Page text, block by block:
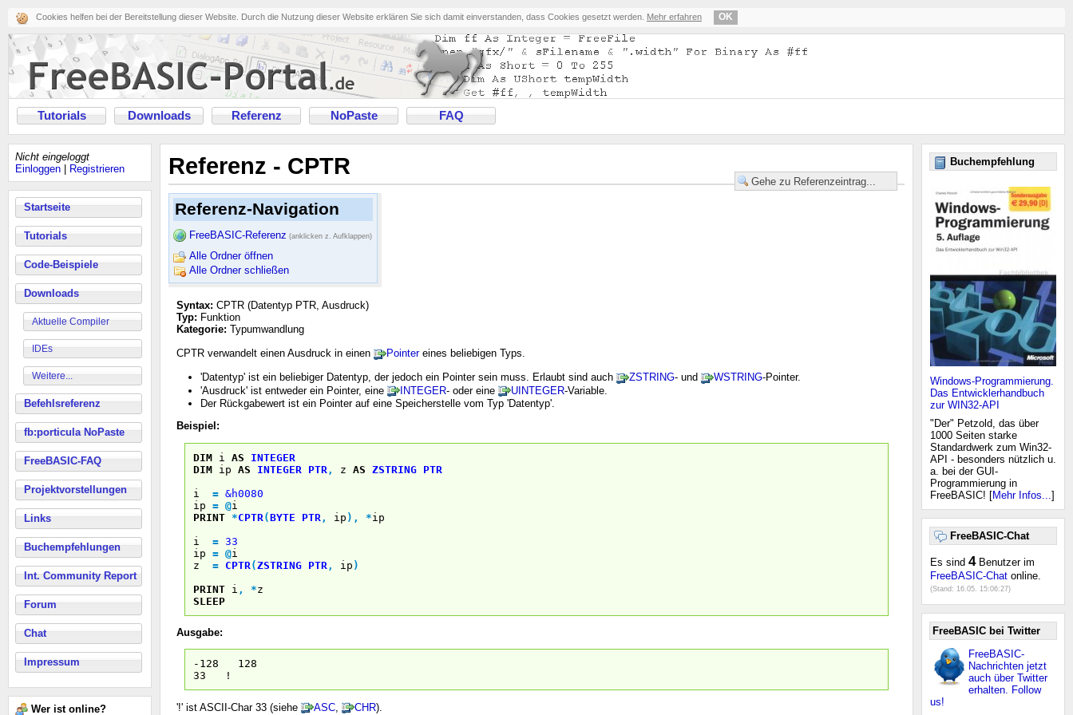
Cookies helfen bei der Bereitstellung dieser Website. Durch die Nutzung dieser Website erklären Sie sich damit einverstanden, dass Cookies gesetzt werden. Mehr erfahren OK
Tutorials Downloads Referenz NoPaste FAQ
Nicht eingeloggt
Einloggen
Registrieren
Startseite
Tutorials
Code-Beispiele
Downloads
Aktuelle Compiler
IDEs
Weitere...
Befehlsreferenz
fb:porticula NoPaste
FreeBASIC-FAQ
Projektvorstellungen
Links
Buchempfehlungen
Int. Community Report
Forum
Chat
Impressum
Wer ist online?
Buchempfehlung
Windows-Programmierung.
Das Entwicklerhandbuch
zur WIN32-API
"Der" Petzold, das über
1000 Seiten starke
Standardwerk zum Win32-
API - besonders nützlich u.
a. bei der GUI-
Programmierung in
FreeBASIC! [Mehr Infos...]
FreeBASIC-Chat
Es sind 4Benutzer im
FreeBASIC-Chat online.
(Stand: 16.05. 15:06:27)
FreeBASIC bei Twitter
FreeBASIC-
Nachrichten jetzt
auch über Twitter
erhalten. Follow
us!
Referenz - CPTR
Referenz-Navigation
FreeBASIC-Referenz (anklicken z. Aufklappen)
Alle Ordner öffnen
Alle Ordner schließen
Syntax: CPTR (Datentyp PTR, Ausdruck)
Typ: Funktion
Kategorie: Typumwandlung
CPTR verwandelt einen Ausdruck in einen
Pointereines beliebigen Typs.
'Datentyp' ist ein beliebiger Datentyp, der jedoch ein Pointer sein muss. Erlaubt sind auch
ZSTRING- und WSTRING-Pointer.
'Ausdruck' ist entweder ein Pointer, eine
INTEGER- oder eine UINTEGER-Variable.
Der Rückgabewert ist ein Pointer auf eine Speicherstelle vom Typ 'Datentyp'.
Beispiel:
DIM i AS
INTEGER
DIM ip AS INTEGER PTR , z AS ZSTRING PTR
i = &h0080
ip = @i
PRINT *CPTR (BYTE PTR , ip ) , *ip
i = 33
ip = @i
z = CPTR (ZSTRING PTR , ip )
PRINT i , *z
SLEEP
Ausgabe:
-128 128
33 !
'!' ist ASCII-Char 33 (siehe ASC CHR).